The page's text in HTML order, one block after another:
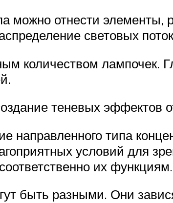
можно отнести
световых
количеством лампочек.
теневых эффектов
направленного типа
условий для
их функциям.
быть разными. Они